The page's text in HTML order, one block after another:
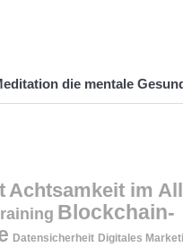
die mentale
Achtsamkeit im
Blockchain-
Datensicherheit Digitales